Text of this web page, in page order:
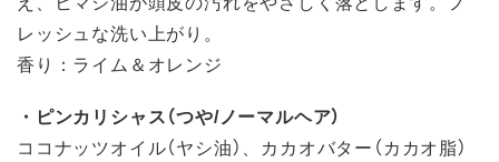
レッシュな洗い上がり。
香り：ライム＆オレンジ
・ピンカリシャス（つや/ノーマルヘア）
ココナッツオイル（ヤシ油）、カカオバター（カカオ脂）